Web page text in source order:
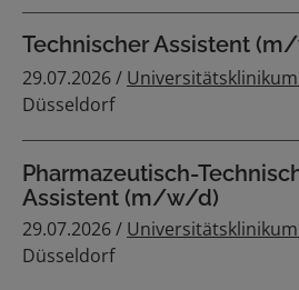
Technischer Assistent
29.07.2026 /
Düsseldorf
Pharmazeutisch-
Assistent (m/w/d)
29.07.2026 /
Düsseldorf